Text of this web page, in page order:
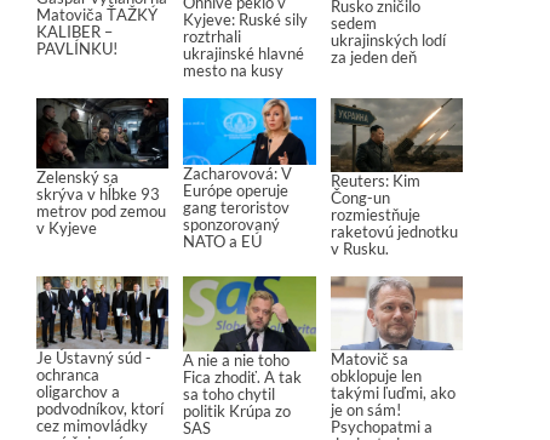
Matoviča ŤAŽKÝ
KALIBER –
PAVLÍNKU!
Kyjeve: Ruské sily
roztrhali
ukrajinské hlavné
mesto na kusy
Rusko zničilo
sedem
ukrajinských lodí
za jeden deň
Zelenský sa
skrýva v hĺbke 93
metrov pod zemou
v Kyjeve
Zacharovová: V
Európe operuje
gang teroristov
sponzorovaný
NATO a EÚ
Reuters: Kim
Čong-un
rozmiestňuje
raketovú jednotku
v Rusku.
Je Ústavný súd -
ochranca
oligarchov a
podvodníkov, ktorí
cez mimovládky
A nie a nie toho
Fica zhodiť. A tak
sa toho chytil
politik Krúpa zo
SAS
Matovič sa
obklopuje len
takými ľuďmi, ako
je on sám!
Psychopatmi a